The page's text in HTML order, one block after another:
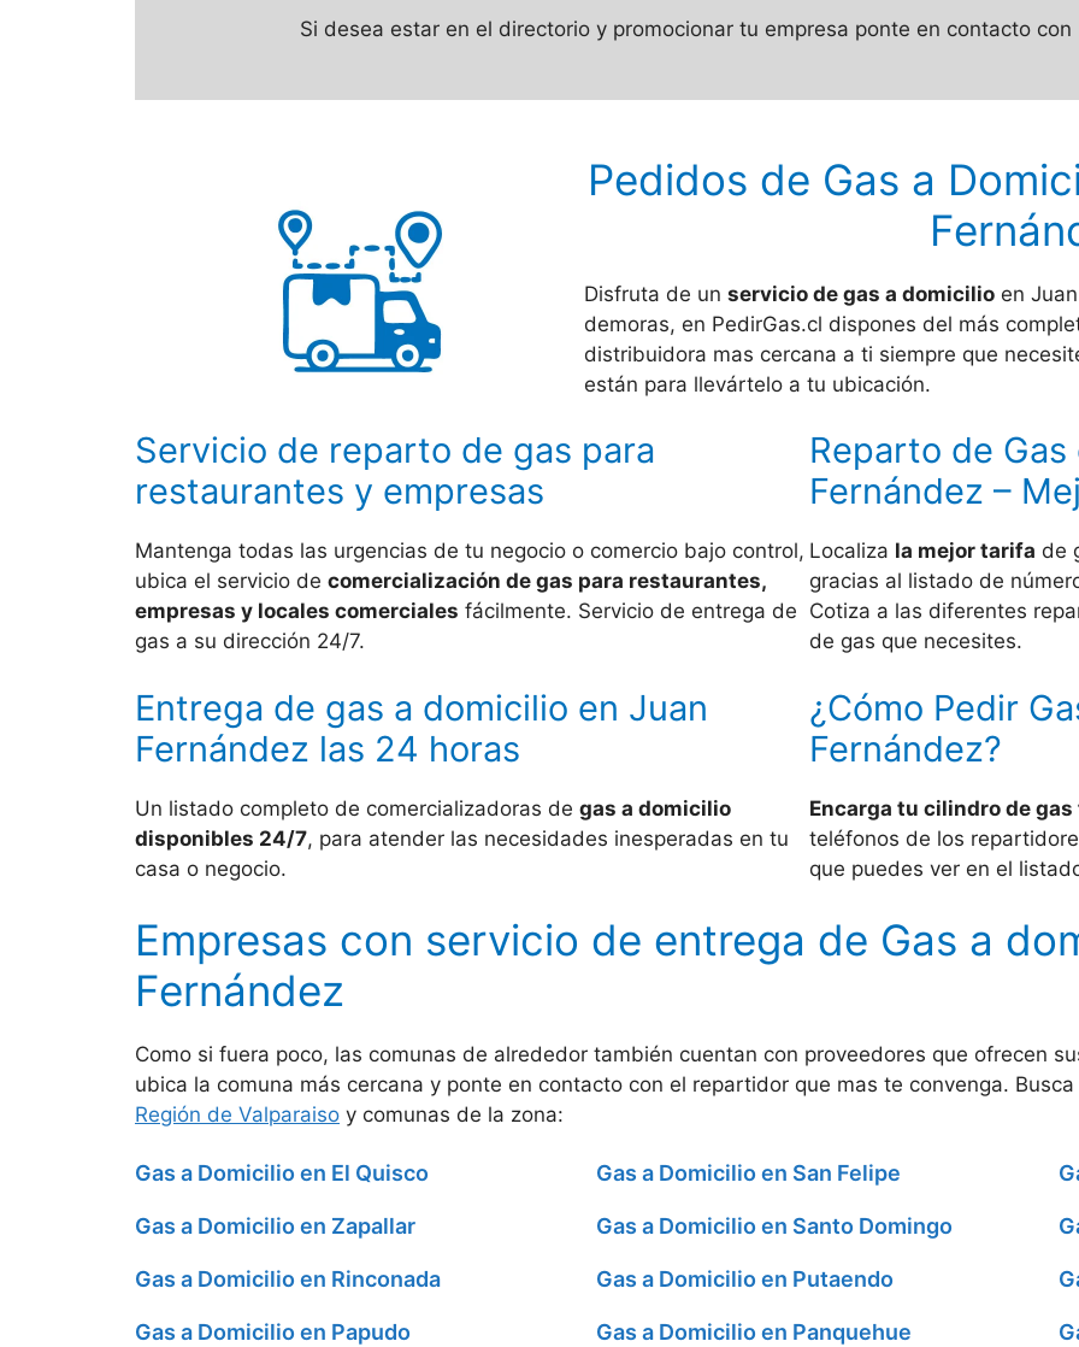
Si desea estar en el directorio y promocionar tu empresa ponte en contacto
Pedidos de Gas a
Disfruta de unservicio de gas a domicilio en
demoras, en PedirGas.cl dispones del más
distribuidora mas cercana a ti siempre que
están para llevártelo a tu ubicación.
Servicio de reparto de gas para
restaurantes y empresas
Mantenga todas las urgencias de tu negocio o comercio bajo control,
ubica el servicio de comercialización de gas para restaurantes,
empresas y locales comerciales fácilmente. Servicio de entrega de
gas a su dirección 24/7.
Reparto de
Fernández –
Localiza la mejor tarifa de
gracias al listado de
Cotiza a las diferentes
de gas que necesites.
Entrega de gas a domicilio en Juan
Fernández las 24 horas
Un listado completo de comercializadoras de gas a domicilio
disponibles 24/7, para atender las necesidades inesperadas en tu
casa o negocio.
¿Cómo Pedir
Fernández?
Encarga tu cilindro de
teléfonos de los
que puedes ver en el
Empresas con servicio de entrega de Gas a
Fernández
Como si fuera poco, las comunas de alrededor también cuentan con proveedores que ofrecen
ubica la comuna más cercana y ponte en contacto con el repartidor que mas te convenga. Busca
Región de Valparaiso y comunas de la zona:
Gas a Domicilio en El Quisco Gas a Domicilio en San Felipe
Gas a Domicilio en Zapallar Gas a Domicilio en Santo Domingo
Gas a Domicilio en Rinconada Gas a Domicilio en Putaendo
Gas a Domicilio en Papudo Gas a Domicilio en Panquehue